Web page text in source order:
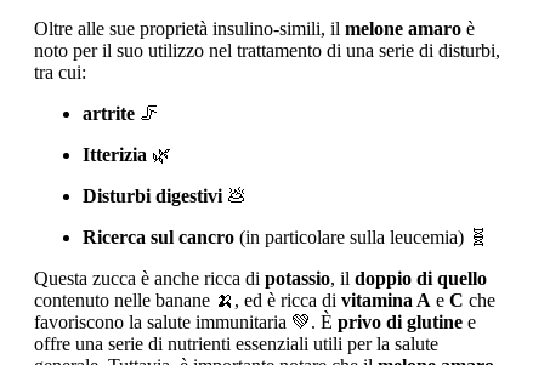
Oltre alle sue proprietà insulino-simili, il melone amaro è
noto per il suo utilizzo nel trattamento di una serie di disturbi,
tra cui:
artrite 🦵
Itterizia 🌿
Disturbi digestivi 💩
Ricerca sul cancro (in particolare sulla leucemia) 🧬
Questa zucca è anche ricca di potassio, il doppio di quello
contenuto nelle banane 🍌, ed è ricca di vitamina A e C che
favoriscono la salute immunitaria 💚. È privo di glutine e
offre una serie di nutrienti essenziali utili per la salute